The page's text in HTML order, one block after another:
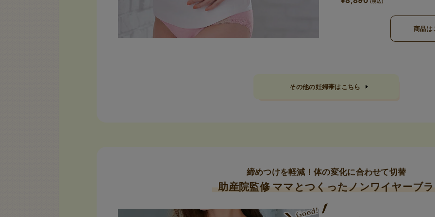
商品は
その他の妊婦帯はこちら
締めつけを軽減！体の変化に合わせて切替
助産院監修ママとつくったノンワイヤーブラ